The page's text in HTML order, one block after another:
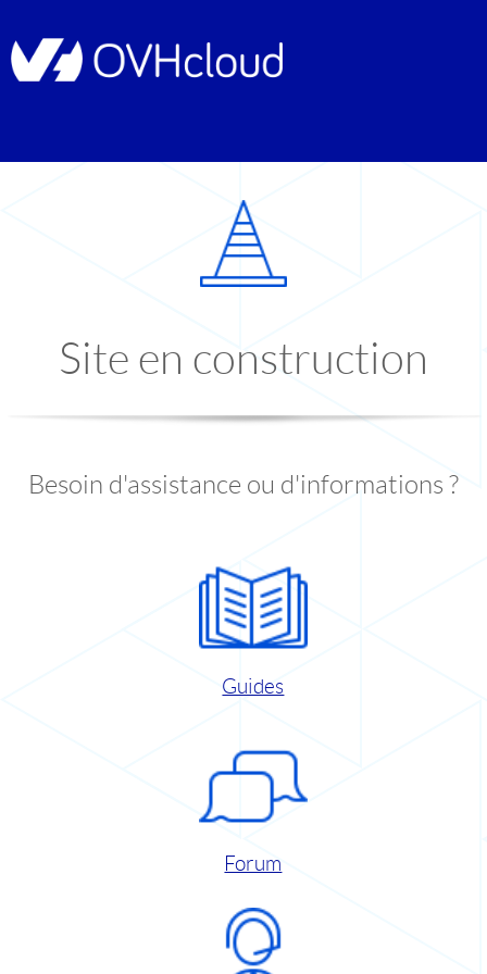
Site en construction
Besoin d'assistance ou d'informations ?
Guides
Forum